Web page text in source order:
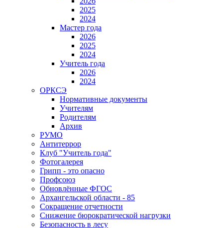
2025
2024
Мастер года
2026
2025
2024
Учитель года
2026
2024
ОРКСЭ
Нормативные документы
Учителям
Родителям
Архив
РУМО
Антитеррор
Клуб "Учитель года"
Фотогалерея
Грипп - это опасно
Профсоюз
Обновлённые ФГОС
Архангельской области - 85
Сокращение отчетности
Снижение бюрократической нагрузки
Безопасность в лесу